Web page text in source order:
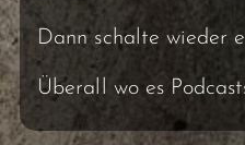
Dann schalte wieder
Überall wo es